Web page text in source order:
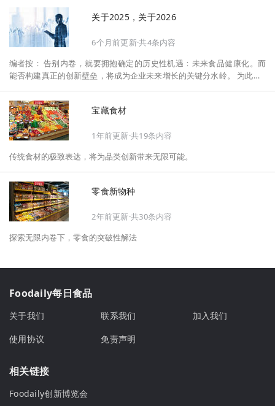
关于2025，关于2026
6个月前更新·共4条内容
编者按： 告别内卷，就要拥抱确定的历史性机遇：未来食品健康化。而
能否构建真正的创新壁垒，将成为企业未来增长的关键分水岭。 为此，F
将以“创新产品”透视“未来机会”，以全球视野探寻中国机遇、增长解法，
拆解年度标杆的增长逻辑与谋篇布局，深挖“药食同源”“低GI”“老龄营
养”“清洁标签”等热门赛道的爆品基因，从趋势预判、品类创新、未来增长
机会、企业战略布局以及渠道变革等，为行业提供务实、前瞻的开年创新
宝藏食材
1年前更新·共19条内容
传统食材的极致表达，将为品类创新带来无限可能。
零食新物种
2年前更新·共30条内容
探索无限内卷下，零食的突破性解法
Foodaily每日食品
关于我们 联系我们
加入我们
使用协议
免责声明
相关链接
Foodaily创新博览会